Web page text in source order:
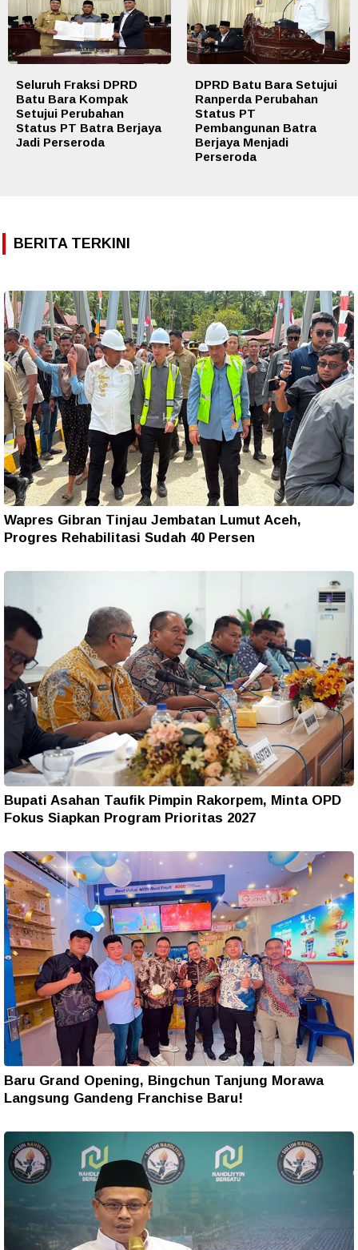
Seluruh Fraksi DPRD
Batu Bara Kompak
Setujui Perubahan
Status PT Batra Berjaya
Jadi Perseroda
DPRD Batu Bara Setujui
Ranperda Perubahan
Status PT
Pembangunan Batra
Berjaya Menjadi
Perseroda
BERITA TERKINI
Wapres Gibran Tinjau Jembatan Lumut Aceh,
Progres Rehabilitasi Sudah 40 Persen
Bupati Asahan Taufik Pimpin Rakorpem, Minta OPD
Fokus Siapkan Program Prioritas 2027
Baru Grand Opening, Bingchun Tanjung Morawa
Langsung Gandeng Franchise Baru!